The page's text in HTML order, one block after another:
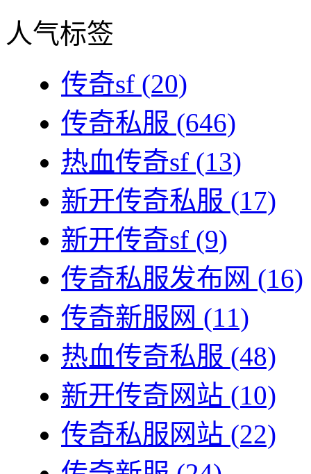
人气标签
传奇sf (20)
传奇私服 (646)
热血传奇sf (13)
新开传奇私服 (17)
新开传奇sf (9)
传奇私服发布网 (16)
传奇新服网 (11)
热血传奇私服 (48)
新开传奇网站 (10)
传奇私服网站 (22)